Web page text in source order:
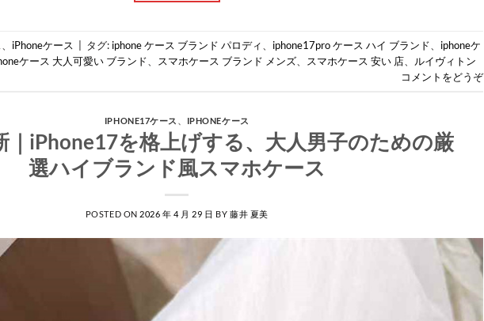
iPhoneケース タグ: iphone ケース ブランド パロディ iphone17pro ケース ハイ ブランド
iphoneケ
ケース 大人可愛い ブランド スマホケース ブランド メンズ スマホケース 安い 店
ルイヴィトン
コメントをどうぞ
IPHONE17ケース IPHONEケース
｜iPhone17を格上げする、大人男子のための厳
選ハイブランド風スマホケース
POSTED ON 2026 年 4 月 29 日 BY 藤井 夏美